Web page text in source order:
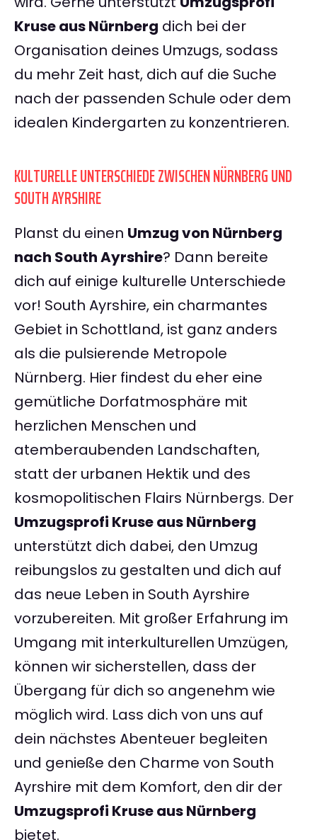
Kruse aus Nürnberg dich bei der
Organisation deines Umzugs, sodass
du mehr Zeit hast, dich auf die Suche
nach der passenden Schule oder dem
idealen Kindergarten zu konzentrieren.
KULTURELLE UNTERSCHIEDE ZWISCHEN NÜRNBERG UND
SOUTH AYRSHIRE
Planst du einen Umzug von Nürnberg
nach South Ayrshire? Dann bereite
dich auf einige kulturelle Unterschiede
vor! South Ayrshire, ein charmantes
Gebiet in Schottland, ist ganz anders
als die pulsierende Metropole
Nürnberg. Hier findest du eher eine
gemütliche Dorfatmosphäre mit
herzlichen Menschen und
atemberaubenden Landschaften,
statt der urbanen Hektik und des
kosmopolitischen Flairs Nürnbergs. Der
Umzugsprofi Kruse aus Nürnberg
unterstützt dich dabei, den Umzug
reibungslos zu gestalten und dich auf
das neue Leben in South Ayrshire
vorzubereiten. Mit großer Erfahrung im
Umgang mit interkulturellen Umzügen,
können wir sicherstellen, dass der
Übergang für dich so angenehm wie
möglich wird. Lass dich von uns auf
dein nächstes Abenteuer begleiten
und genieße den Charme von South
Ayrshire mit dem Komfort, den dir der
Umzugsprofi Kruse aus Nürnberg
bietet.